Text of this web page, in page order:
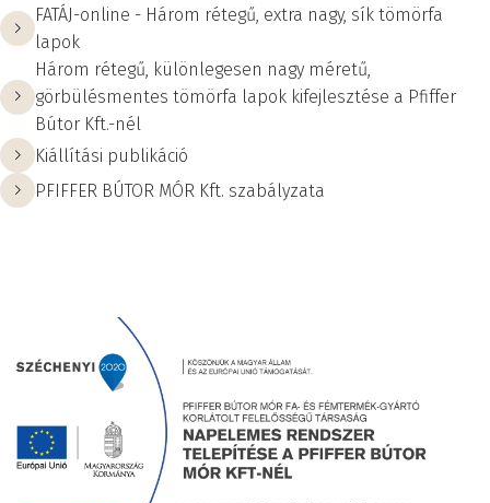
FATÁJ-online - Három rétegű, extra nagy, sík tömörfa
lapok
Három rétegű, különlegesen nagy méretű,
görbülésmentes tömörfa lapok kifejlesztése a Pfiffer
Bútor Kft.-nél
Kiállítási publikáció
PFIFFER BÚTOR MÓR Kft. szabályzata